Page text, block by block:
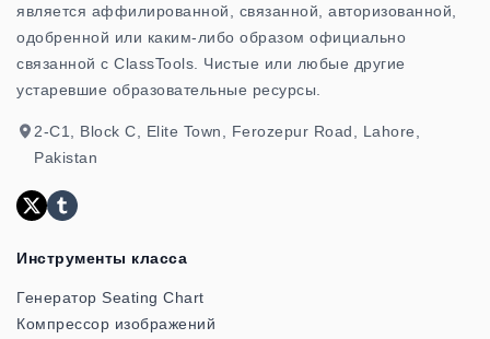
является аффилированной, связанной, авторизованной,
одобренной или каким-либо образом официально
связанной с ClassTools. Чистые или любые другие
устаревшие образовательные ресурсы.
2-C1, Block C, Elite Town, Ferozepur Road, Lahore,
Pakistan
Инструменты класса
Генератор Seating Chart
Компрессор изображений